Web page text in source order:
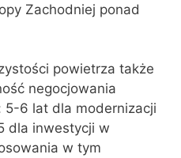
Zachodniej ponad
powietrza także
negocjowania
5-6 lat dla modernizacji
dla inwestycji w
w tym